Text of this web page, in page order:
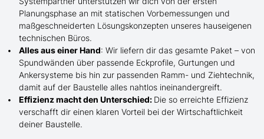
Planungsphase an mit statischen Vorbemessungen und
maßgeschneiderten Lösungskonzepten unseres hauseigenen
technischen Büros.
Alles aus einer Hand: Wir liefern dir das gesamte Paket – von
Spundwänden über passende Eckprofile, Gurtungen und
Ankersysteme bis hin zur passenden Ramm- und Ziehtechnik,
damit auf der Baustelle alles nahtlos ineinandergreift.
Effizienz macht den Unterschied: Die so erreichte Effizienz
verschafft dir einen klaren Vorteil bei der Wirtschaftlichkeit
deiner Baustelle.